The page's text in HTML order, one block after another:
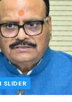
SLIDER